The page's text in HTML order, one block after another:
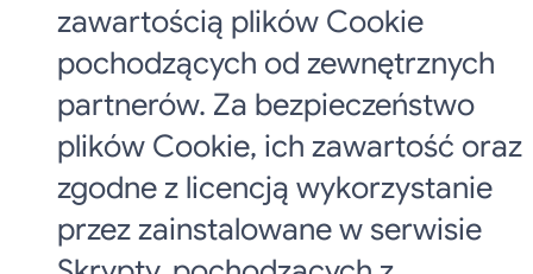
zawartością plików Cookie
pochodzących od zewnętrznych
partnerów. Za bezpieczeństwo
plików Cookie, ich zawartość oraz
zgodne z licencją wykorzystanie
przez zainstalowane w serwisie